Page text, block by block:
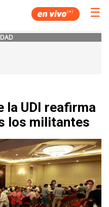
☰
la UDI reafirma
los militantes